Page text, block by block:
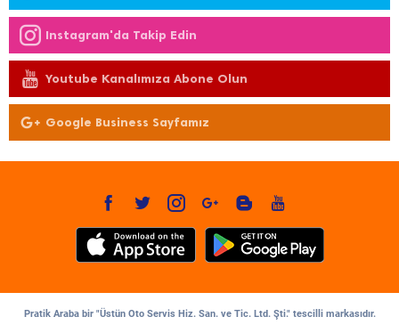
Instagram'da Takip Edin
Youtube Kanalımıza Abone Olun
Google Business Sayfamız
Pratik Araba bir "Üstün Oto Servis Hiz. San. ve Tic. Ltd. Şti." tescilli markasıdır.